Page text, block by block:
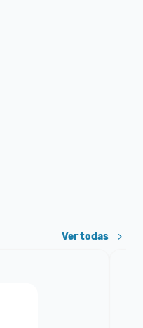
Ver todas